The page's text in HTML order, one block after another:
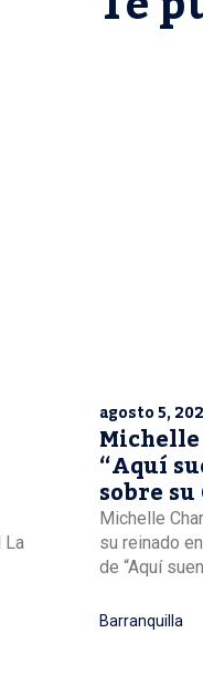
La
agosto 5,
“Aquí
sobre
Michelle
su reinado
de “Aquí
Barranquilla